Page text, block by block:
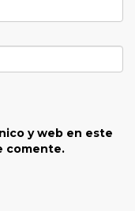
y web en este
comente.